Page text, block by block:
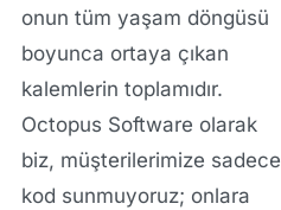
onun tüm yaşam döngüsü
boyunca ortaya çıkan
kalemlerin toplamıdır.
Octopus Software olarak
biz, müşterilerimize sadece
kod sunmuyoruz; onlara